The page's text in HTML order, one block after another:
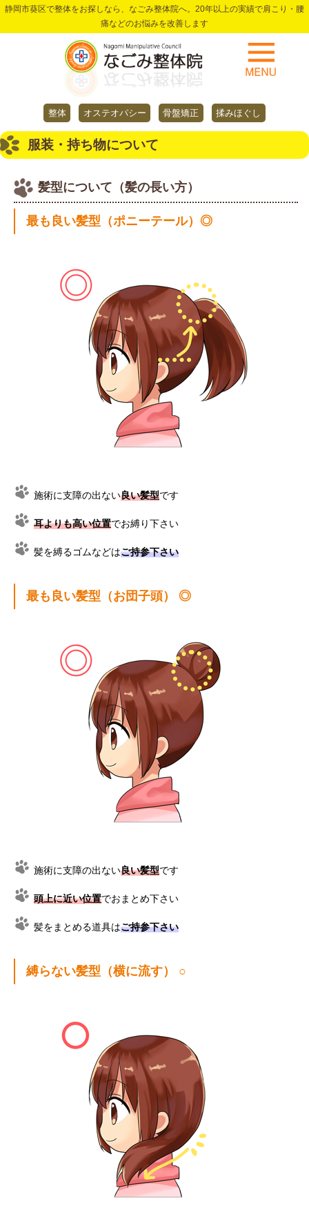
静岡市葵区で整体をお探しなら、なごみ整体院へ。20年以上の実績で肩こり・腰
痛などのお悩みを改善します
整体 オステオパシー 骨盤矯正 揉みほぐし
服装・持ち物について
髪型について（髪の長い方）
最も良い髪型（ポニーテール）◎
施術に支障の出ない良い髪型です
耳よりも高い位置でお縛り下さい
髪を縛るゴムなどはご持参下さい
最も良い髪型（お団子頭） ◎
施術に支障の出ない良い髪型です
頭上に近い位置でおまとめ下さい
髪をまとめる道具はご持参下さい
縛らない髪型（横に流す） ○